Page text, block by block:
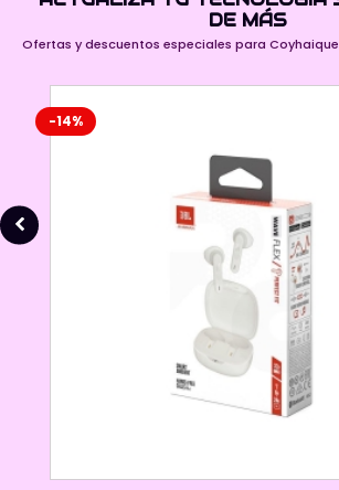
DE MÁS
Ofertas y descuentos especiales para Coyhaique
-14%